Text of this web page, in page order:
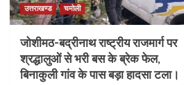
उत्तराखण्ड चमोली
जोशीमठ-बद्रीनाथ राष्ट्रीय राजमार्ग पर
श्रद्धालुओं से भरी बस के ब्रेक फेल,
बिनाकुली गांव के पास बड़ा हादसा टला।